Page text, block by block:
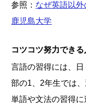
参照： なぜ英語以外
鹿児島大学
コツコツ努力できる
言語の習得には、
部の1、2年生では
単語や文法の習得